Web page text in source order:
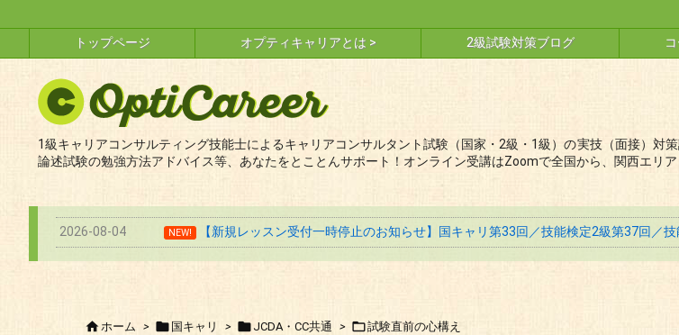
トップページ オプティキャリアとは > 2級試験対策ブログ
1級キャリアコンサルティング技能士によるキャリアコンサルタント試験（国家・2級・1級）の実技（面接）対
論述試験の勉強方法アドバイス等、あなたをとことんサポート！オンライン受講はZoomで全国から、関西エリ
2026-08-04 NEW! 【新規レッスン受付一時停止のお知らせ】国キャリ第33回／技能検定2級第37回／
ホーム >  国キャリ >  JCDA・CC共通 > 試験直前の心構え